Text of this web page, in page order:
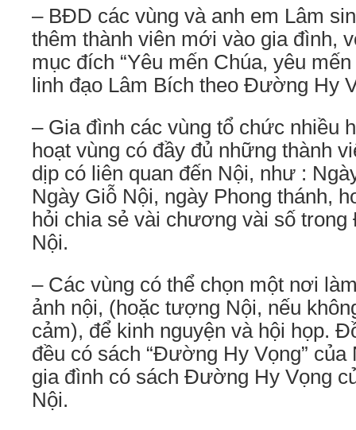
– BĐD các vùng và anh em Lâm
thêm thành viên mới vào gia đình,
mục đích “Yêu mến Chúa, yêu
linh đạo Lâm Bích theo Đường Hy
– Gia đình các vùng tổ chức nhiều
hoạt vùng có đầy đủ những thành
dịp có liên quan đến Nội, như :
Ngày Giỗ Nội, ngày Phong thánh,
hỏi chia sẻ vài chương vài số
Nội.
– Các vùng có thể chọn một nơi
ảnh nội, (hoặc tượng Nội, nếu
cảm), để kinh nguyện và hội họp.
đều có sách “Đường Hy Vọng” của
gia đình có sách Đường Hy Vọng
Nội.